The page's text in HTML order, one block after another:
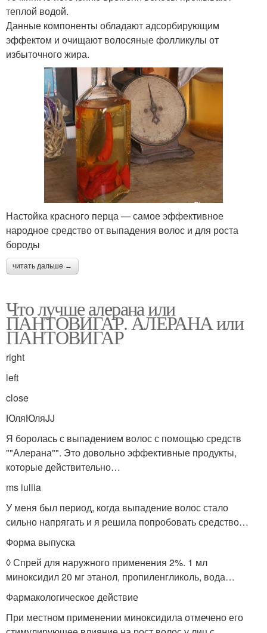
теплой водой.
Данные компоненты обладают адсорбирующим
эффектом и очищают волосяные фолликулы от
избыточного жира.
Настойка красного перца — самое эффективное
народное средство от выпадения волос и для роста
бороды
читать дальше →
Что лучше алерана или
ПАНТОВИГАР. АЛЕРАНА или
ПАНТОВИГАР
right
left
close
ЮляЮляJJ
Я боролась с выпадением волос с помощью средств
""Алерана"". Это довольно эффективные продукты,
которые действительно…
ms iuliia
У меня был период, когда выпадение волос стало
сильно напрягать и я решила попробовать средство…
Форма выпуска
◊ Спрей для наружного применения 2%. 1 мл
миноксидил 20 мг этанол, пропиленгликоль, вода…
Фармакологическое действие
При местном применении миноксидила отмечено его